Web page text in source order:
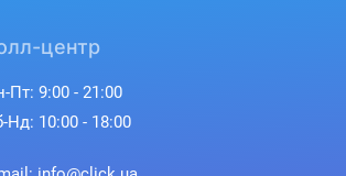
центр
Пт: 9:00 - 21:00
Нд: 10:00 - 18:00